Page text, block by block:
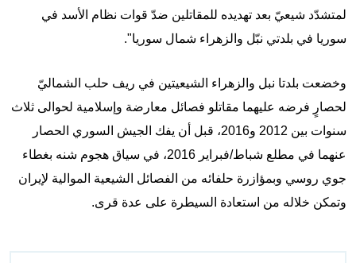
لمتشدّد شيعيّ بعد تهديده للمقاتلين ضدّ قوات نظام الأسد في
سوريا في بلدتي نبّل والزهراء شمال سوريا".
وخضعت بلدتا نبل والزهراء الشيعيتين في ريف حلب الشماليّ
لحصارٍ فرضه عليهما مقاتلو فصائل معارضة وإسلامية لحوالى ثلاث
سنوات بين
2012 و2016، قبل أن يفك الجيش السوري الحصار
عنهما في مطلع شباط/فبراير 2016، في سياق هجوم شنه بغطاء
جوي روسي وبمؤازرة حلفائه من الفصائل الشيعية الموالية لإيران
وتمكن خلاله من استعادة السيطرة على عدة قرى.